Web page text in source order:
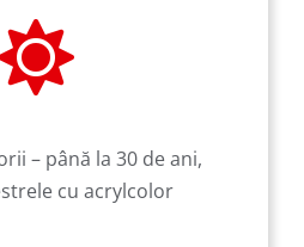
– până la 30 de ani,
cu acrylcolor